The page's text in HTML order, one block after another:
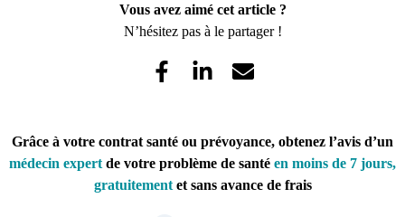
Vous avez aimé cet article ?
N’hésitez pas à le partager !
Grâce à votre contrat santé ou prévoyance, obtenez l’avis d’un
médecin expert de votre problème de santé en moins de 7 jours,
gratuitementet sans avance de frais